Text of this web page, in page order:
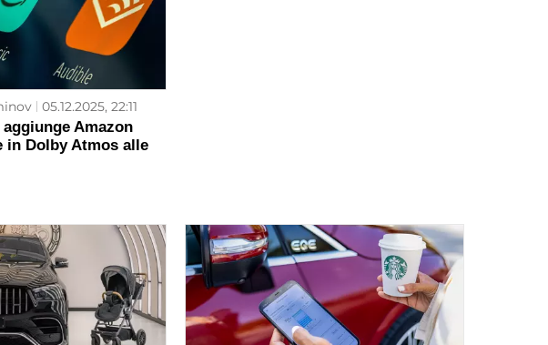
05.12.2025, 22:11
Amazon
in Dolby Atmos alle